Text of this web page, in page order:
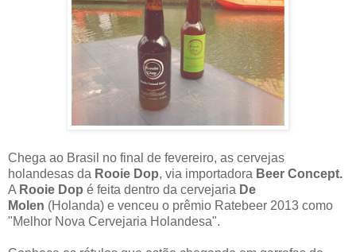
Chega ao Brasil no final de fevereiro, as cervejas
holandesas da Rooie Dop, via importadora Beer Concept.
A Rooie Dop é feita dentro da cervejaria De
Molen (Holanda) e venceu o prêmio Ratebeer 2013 como
"Melhor Nova Cervejaria Holandesa".